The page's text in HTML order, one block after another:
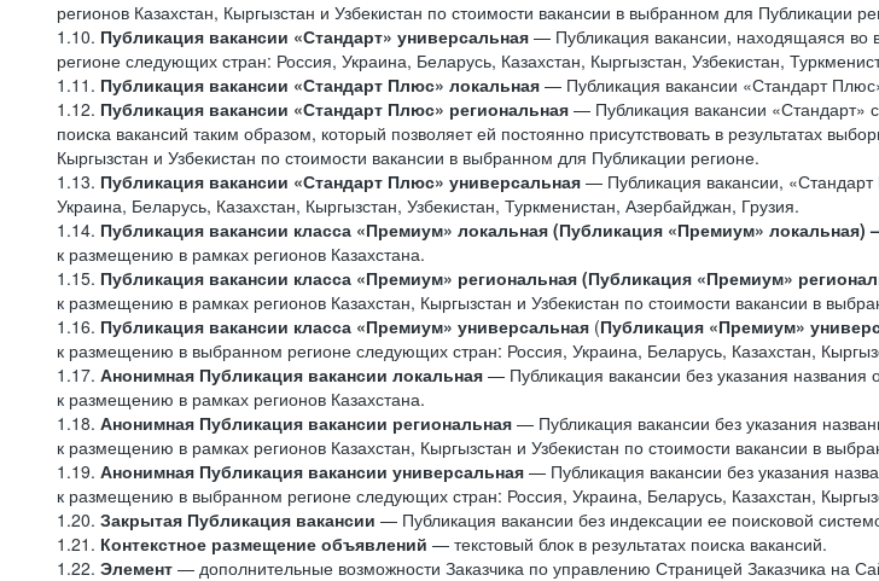
регионов Казахстан, Кыргызстан и Узбекистан по стоимости вакансии в выбранном для Публикации
1.10. Публикация вакансии «Стандарт» универсальная — Публикация вакансии, находящаяся во
регионе следующих стран: Россия, Украина, Беларусь, Казахстан, Кыргызстан, Узбекистан,
1.11. Публикация вакансии «Стандарт Плюс» локальная — Публикация вакансии «Стандарт
1.12. Публикация вакансии «Стандарт Плюс» региональная — Публикация вакансии «Стандарт»
поиска вакансий таким образом, который позволяет ей постоянно присутствовать в результатах
Кыргызстан и Узбекистан по стоимости вакансии в выбранном для Публикации регионе.
1.13. Публикация вакансии «Стандарт Плюс» универсальная — Публикация вакансии,
Украина, Беларусь, Казахстан, Кыргызстан, Узбекистан, Туркменистан, Азербайджан, Грузия.
1.14. Публикация вакансии класса «Премиум» локальная (Публикация «Премиум» локальная)
к размещению в рамках регионов Казахстана.
1.15. Публикация вакансии класса «Премиум» региональная (Публикация «Премиум»
к размещению в рамках регионов Казахстан, Кыргызстан и Узбекистан по стоимости вакансии в
1.16. Публикация вакансии класса «Премиум» универсальная (Публикация «Премиум»
к размещению в выбранном регионе следующих стран: Россия, Украина, Беларусь, Казахстан,
1.17. Анонимная Публикация вакансии локальная — Публикация вакансии без указания
к размещению в рамках регионов Казахстана.
1.18. Анонимная Публикация вакансии региональная — Публикация вакансии без указания
к размещению в рамках регионов Казахстан, Кыргызстан и Узбекистан по стоимости вакансии в
1.19. Анонимная Публикация вакансии универсальная — Публикация вакансии без указания
к размещению в выбранном регионе следующих стран: Россия, Украина, Беларусь, Казахстан,
1.20. Закрытая Публикация вакансии — Публикация вакансии без индексации ее поисковой
1.21. Контекстное размещение объявлений — текстовый блок в результатах поиска вакансий.
1.22. Элемент — дополнительные возможности Заказчика по управлению Страницей Заказчика на